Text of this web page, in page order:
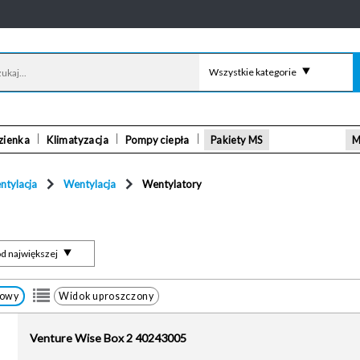
Wszystkie kategorie
Klimatyzacja Pompy ciepła Pakiety MS
Wentylacja Wentylatory
największej
Widok uproszczony
Venture Wise Box 2 40243005